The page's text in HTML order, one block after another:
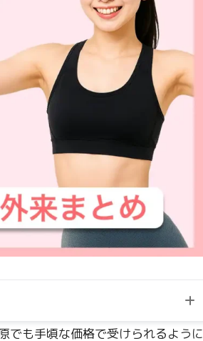
でも手頃な価格で受けられるように